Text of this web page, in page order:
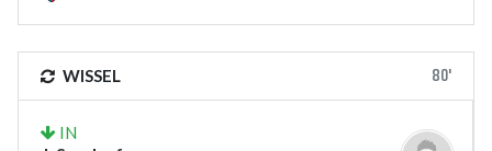
WISSEL 80'
IN